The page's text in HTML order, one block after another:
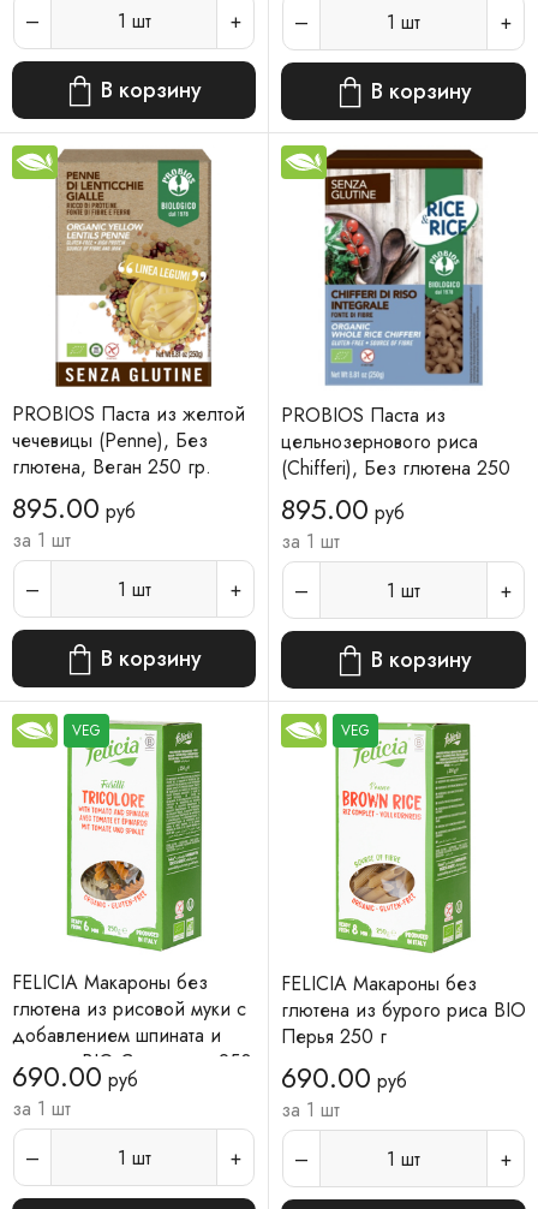
1 шт
В корзину
1 шт
В корзину
PROBIOS Паста из желтой
чечевицы (Penne), Без
глютена, Веган 250 гр.
895.00 руб
за 1 шт
1 шт
В корзину
PROBIOS Паста из
цельнозернового риса
(Chifferi), Без глютена 250
гр.
895.00 руб
за 1 шт
1 шт
В корзину
VEG
FELICIA Макароны без
глютена из рисовой муки с
добавлением шпината и
томатов BIO Спиральки 250
г
690.00 руб
за 1 шт
1 шт
VEG
FELICIA Макароны без
глютена из бурого риса BIO
Перья 250 г
690.00 руб
за 1 шт
1 шт